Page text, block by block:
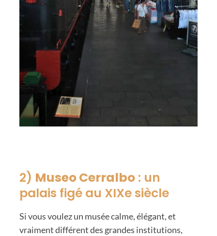
2) Museo Cerralbo : un
palais figé au XIXe siècle
Si vous voulez un musée calme, élégant, et
vraiment différent des grandes institutions,